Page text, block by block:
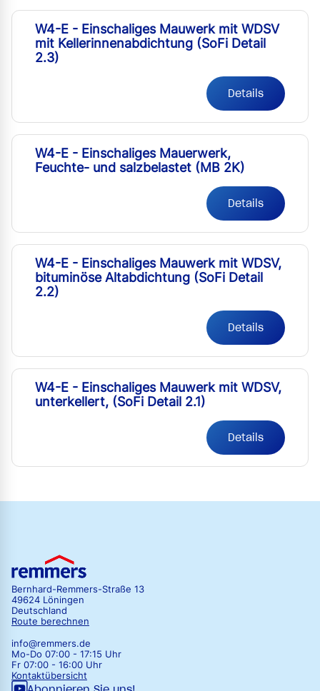
W4-E - Einschaliges Mauwerk mit WDSV
mit Kellerinnenabdichtung (SoFi Detail
2.3)
Details
W4-E - Einschaliges Mauerwerk,
Feuchte- und salzbelastet (MB 2K)
Details
W4-E - Einschaliges Mauwerk mit WDSV,
bituminöse Altabdichtung (SoFi Detail
2.2)
Details
W4-E - Einschaliges Mauwerk mit WDSV,
unterkellert, (SoFi Detail 2.1)
Details
Bernhard-Remmers-Straße 13
49624 Löningen
Deutschland
Route berechnen
info@remmers.de
Mo-Do 07:00 - 17:15 Uhr
Fr 07:00 - 16:00 Uhr
Kontaktübersicht